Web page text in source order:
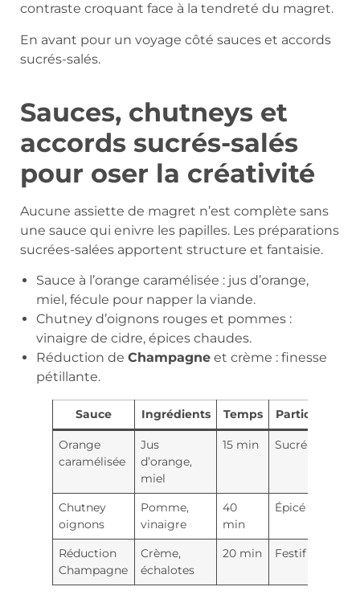
contraste croquant face à la tendreté du magret.
En avant pour un voyage côté sauces et accords
sucrés-salés.
Sauces, chutneys et
accords sucrés-salés
pour oser la créativité
Aucune assiette de magret n’est complète sans
une sauce qui enivre les papilles. Les préparations
sucrées-salées apportent structure et fantaisie.
Sauce à l’orange caramélisée : jus d’orange,
miel, fécule pour napper la viande.
Chutney d’oignons rouges et pommes :
vinaigre de cidre, épices chaudes.
Réduction de Champagne et crème : finesse
pétillante.
Sauce Ingrédients Temps Particularité
Orange
caramélisée
Jus
d’orange,
miel
15 min Sucré-salé
Chutney
oignons
Pomme,
vinaigre
40
min
Épicé
Réduction
Champagne
Crème,
échalotes
20 min Festif